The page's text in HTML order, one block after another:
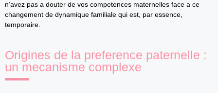
n’avez pas a douter de vos competences maternelles face a ce
changement de dynamique familiale qui est, par essence,
temporaire.
Origines de la preference paternelle :
un mecanisme complexe